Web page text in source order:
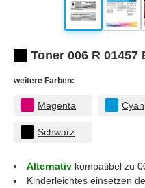
Toner 006 R 01457
weitere Farben:
Magenta Cyan
Schwarz
Alternativ kompatibel zu
Kinderleichtes einsetzen